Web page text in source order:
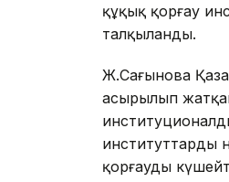
құқық қорғау
талқыланды.
Ж.Сағынова
асырылып
институттарды
қорғауды